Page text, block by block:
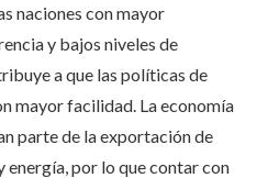
naciones con mayor
y bajos niveles de
a que las políticas de
mayor facilidad. La economía
parte de la exportación de
energía, por lo que contar con